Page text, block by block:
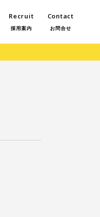
Recruit
採用案内
Contact
お問合せ